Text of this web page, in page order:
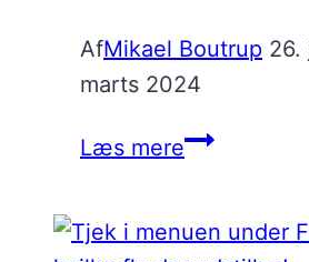
AfMikael Boutrup 26.
marts 2024
Læs mereTjek
under